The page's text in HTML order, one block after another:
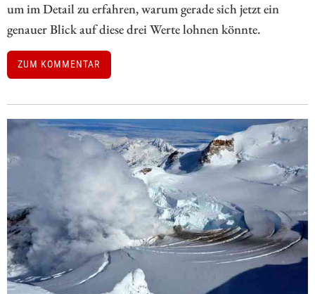
um im Detail zu erfahren, warum gerade sich jetzt ein
genauer Blick auf diese drei Werte lohnen könnte.
ZUM KOMMENTAR